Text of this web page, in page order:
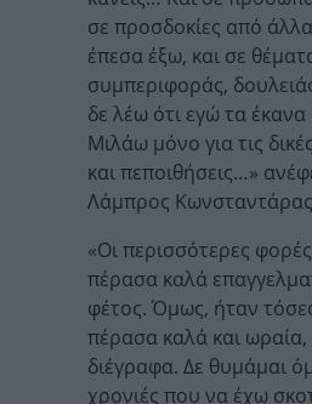
σε προσδοκίες από
έπεσα έξω, και σε
συμπεριφοράς,
δε λέω ότι εγώ τα
Μιλάω μόνο για τις
και πεποιθήσεις…»
Λάμπρος
«Οι περισσότερες
πέρασα καλά
φέτος. Όμως, ήταν
πέρασα καλά και
διέγραφα. Δε θυμάμαι
χρονιές που να έχω